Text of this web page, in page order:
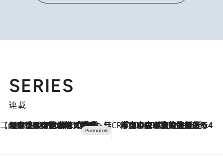
SERIES
連載
【CREA×星野リゾート】唯一無二。癒しと発見が待つ場所へ
2026.8.7
【トンボの足水浴】ヒノキの香りに包まれて涼感マックス！約13℃の湧水かけ流しを避暑地「星野温泉 トンボの湯」で体験 CREA'S CHOICE
2026.8.7
「立川にも歌舞伎があるんだよ」 片岡仁左衛門・市川中車ら豪華座組みで4年目の立川立飛歌舞伎へ